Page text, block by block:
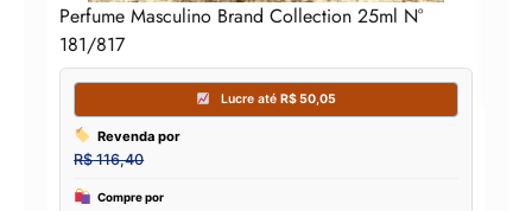
Perfume Masculino Brand Collection 25ml N°
181/817